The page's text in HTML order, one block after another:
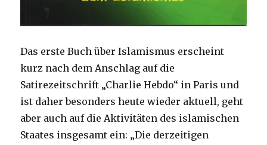
Das erste Buch über Islamismus erscheint
kurz nach dem Anschlag auf die
Satirezeitschrift „Charlie Hebdo“ in Paris und
ist daher besonders heute wieder aktuell, geht
aber auch auf die Aktivitäten des islamischen
Staates insgesamt ein: „Die derzeitigen